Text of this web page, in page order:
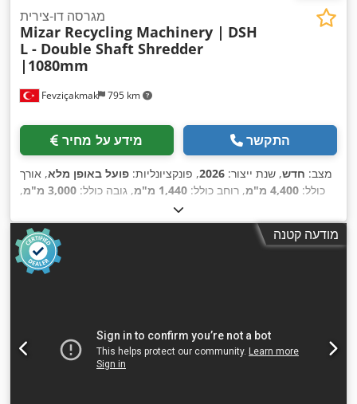
Fevziçakmak 795 km
מגרסה דו-צירית
Mizar Recycling Machinery | DSH
L - Double Shaft Shredder
|1080mm
מידע על מחיר התקשר
מצב: חדש, שנת ייצור: 2026, פונקציונליות: פועל באופן מלא, אורך
כולל: 4,400 מ"מ , רוחב כולל: 1,440 מ"מ , גובה כולל: 3,000 מ"מ
,
, משך האחריות:
מ"מ, כוח:90 קילוואט (122.37 כ"ס) , אורך הרוטור:1,080 מ"מ ,
מודעה קטנה